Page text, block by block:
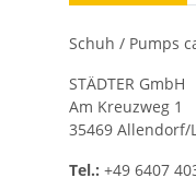
Schuh / Pumps
STÄDTER GmbH
Am Kreuzweg 1
35469 Allendorf/
Tel.: +49 6407